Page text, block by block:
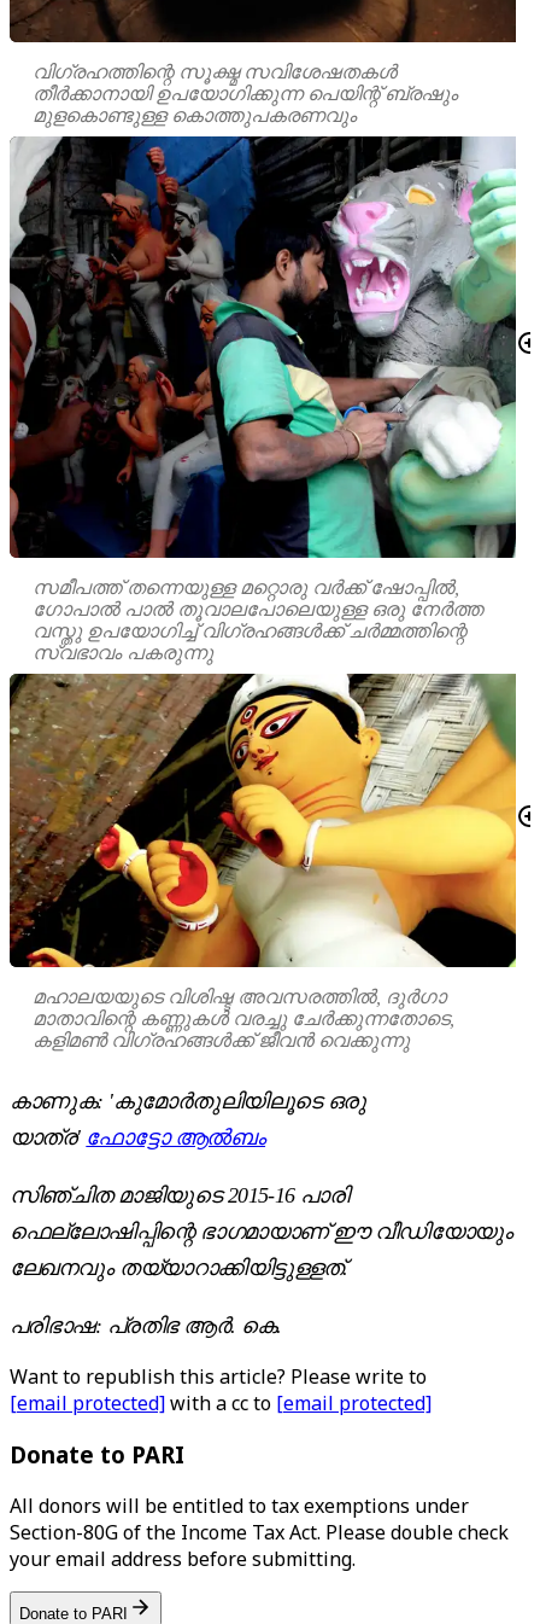
വിഗ്രഹത്തിന്റെ സൂക്ഷ്മ സവിശേഷതകൾ
തീർക്കാനായി ഉപയോഗിക്കുന്ന പെയിന്റ് ബ്രഷും
മുളകൊണ്ടുള്ള കൊത്തുപകരണവും
സമീപത്ത് തന്നെയുള്ള മറ്റൊരു വർക്ക് ഷോപ്പിൽ,
ഗോപാൽ പാൽ തൂവാലപോലെയുള്ള ഒരു നേർത്ത
വസ്തു ഉപയോഗിച്ച് വിഗ്രഹങ്ങൾക്ക് ചർമ്മത്തിന്റെ
സ്വഭാവം പകരുന്നു
മഹാലയയുടെ വിശിഷ്ട അവസരത്തിൽ, ദുർഗാ
മാതാവിന്റെ കണ്ണുകൾ വരച്ചു ചേർക്കുന്നതോടെ,
കളിമൺ വിഗ്രഹങ്ങൾക്ക് ജീവൻ വെക്കുന്നു
കാണുക: 'കുമോർതുലിയിലൂടെ ഒരു
യാത്ര' ഫോട്ടോ ആൽബം
സിഞ്ചിത മാജിയുടെ 2015-16 പാരി
ഫെല്ലോഷിപ്പിന്റെ ഭാഗമായാണ് ഈ വീഡിയോയും
ലേഖനവും തയ്യാറാക്കിയിട്ടുള്ളത്.
പരിഭാഷ: പ്രതിഭ ആര്‍. കെ.
Want to republish this article? Please write to
[email protected]with a cc to [email protected]
Donate to PARI
All donors will be entitled to tax exemptions under
Section-80G of the Income Tax Act. Please double check
your email address before submitting.
Donate to PARI